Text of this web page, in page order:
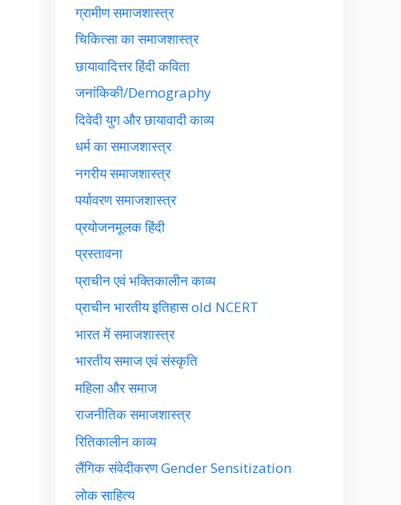
ग्रामीण समाजशास्त्र
चिकित्सा का समाजशास्त्र
छायावादित्तर हिंदी कविता
जनांकिकी/Demography
दिवेदी युग और छायावादी काव्य
धर्म का समाजशास्त्र
नगरीय समाजशास्त्र
पर्यावरण समाजशास्त्र
प्रयोजनमूलक हिंदी
प्रस्तावना
प्राचीन एवं भक्तिकालीन काव्य
प्राचीन भारतीय इतिहास old NCERT
भारत में समाजशास्त्र
भारतीय समाज एवं संस्कृति
महिला और समाज
राजनीतिक समाजशास्त्र
रितिकालीन काव्य
लैंगिक संवेदीकरण Gender Sensitization
लोक साहित्य